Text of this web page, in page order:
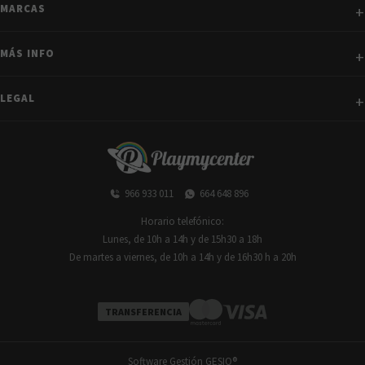
MARCAS
MÁS INFO
LEGAL
966 933 011 664 648 896
Horario telefónico:
Lunes, de 10h a 14h y de 15h30 a 18h
De martes a viernes, de 10h a 14h y de 16h30 h a 20h
TRANSFERENCIA
Software Gestión GESIO®